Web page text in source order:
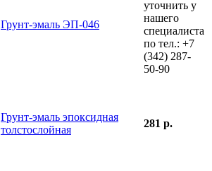
Грунт-эмаль ЭП-046
уточнить у
нашего
специалиста
по тел.: +7
(342) 287-
50-90
Грунт-эмаль эпоксидная
толстослойная
281 р.